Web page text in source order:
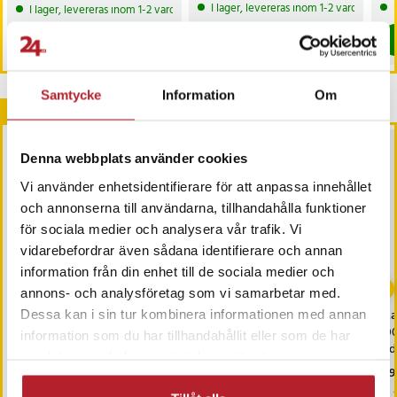
Samtycke Information Om
Denna webbplats använder cookies
Vi använder enhetsidentifierare för att anpassa innehållet
och annonserna till användarna, tillhandahålla funktioner
för sociala medier och analysera vår trafik. Vi
vidarebefordrar även sådana identifierare och annan
information från din enhet till de sociala medier och
annons- och analysföretag som vi samarbetar med.
Dessa kan i sin tur kombinera informationen med annan
information som du har tillhandahållit eller som de har
299 krTidigare pris:469 kr
I lager, levereras inom 1-2 vardagar
I lager, levereras inom 1-2 vardagar
-40%
iPhone snabbladdare
20W + Laddkabel med
Nuvarande pris:
119 kr 199 kr
I lager, levereras inom 1-2 vardagar
Samsung EP-DW767JBE
USB-C-kabel 3A 1,8m
Pris:89 kr
89 kr
I lager, levereras inom 1-2 vardagar